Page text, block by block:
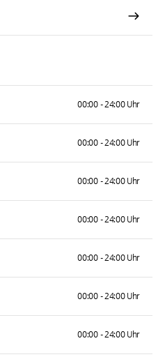
00:00 - 24:00 Uhr
00:00 - 24:00 Uhr
00:00 - 24:00 Uhr
00:00 - 24:00 Uhr
00:00 - 24:00 Uhr
00:00 - 24:00 Uhr
00:00 - 24:00 Uhr